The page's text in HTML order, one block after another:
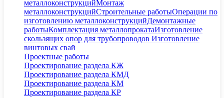
металлоконструкцийМонтаж
металлоконструкцийСтроительные работыОперации по
изготовлению металлоконструкцийДемонтажные
работыКомплектация металлопрокатаИзготовление
скользящих опор для трубопроводов Изготовление
винтовых свай
Проектные работы
Проектирование раздела КЖ
Проектирование раздела КМД
Проектирование раздела КМ
Проектирование раздела КР